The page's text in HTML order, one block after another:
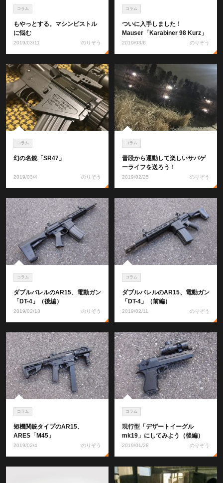
コラム
もやっとする。マシンピストル
に悩む
2019/03/11 のりぞう
コラム
ついに入手しました！
Mauser「Karabiner 98 Kurz」
2019/03/6 のりぞう
コラム
幻の名銃「SR47」
2019/03/4 のりぞう
コラム
普段から運動して楽しいサバゲ
ーライフを送ろう！
2019/02/25 のりぞう
コラム
ダブルバレルのAR15、電動ガン
「DT-4」（後編）
2019/02/18 のりぞう
コラム
ダブルバレルのAR15、電動ガン
「DT-4」（前編）
2019/02/11 のりぞう
コラム
短機関銃タイプのAR15、
ARES「M45」
2019/02/4 のりぞう
コラム
現行型「デザートイーグル
mk19」にしてみよう（後編）
2019/01/28 のりぞう